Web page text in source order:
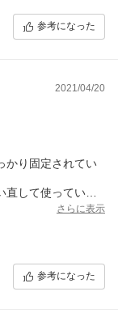
参考になった
2021/04/20
かり固定されてい
して使っていま
ったです。
さらに表示
参考になった